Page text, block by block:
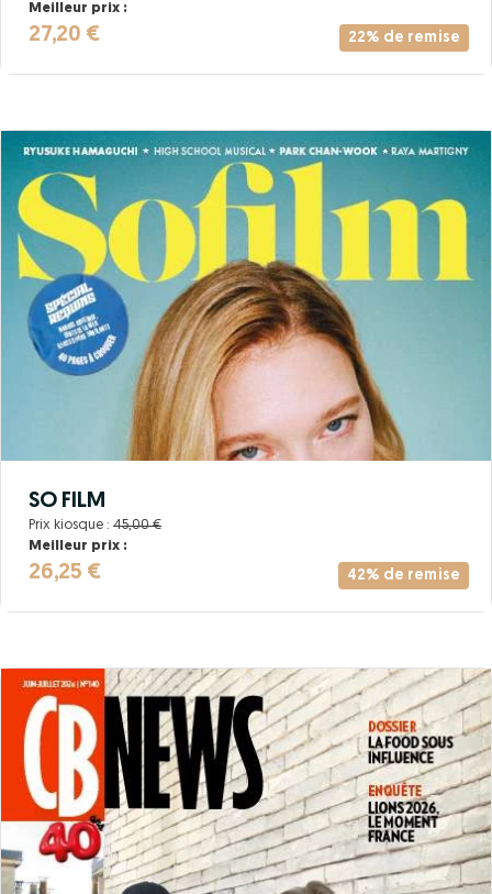
22% de remise
Meilleur prix :
27,20 €
42% de remise
SO FILM
Prix kiosque : 45,00 €
Meilleur prix :
26,25 €